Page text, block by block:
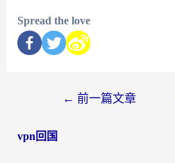
Spread the love
← 前一篇文章
vpn回国